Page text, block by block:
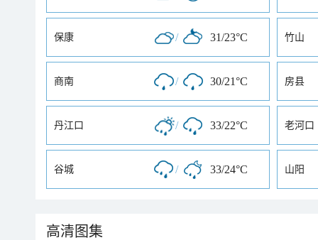
保康 / 31/23°C 竹山
商南 / 30/21°C 房县
丹江口 / 33/22°C 老河口
谷城 / 33/24°C 山阳
高清图集